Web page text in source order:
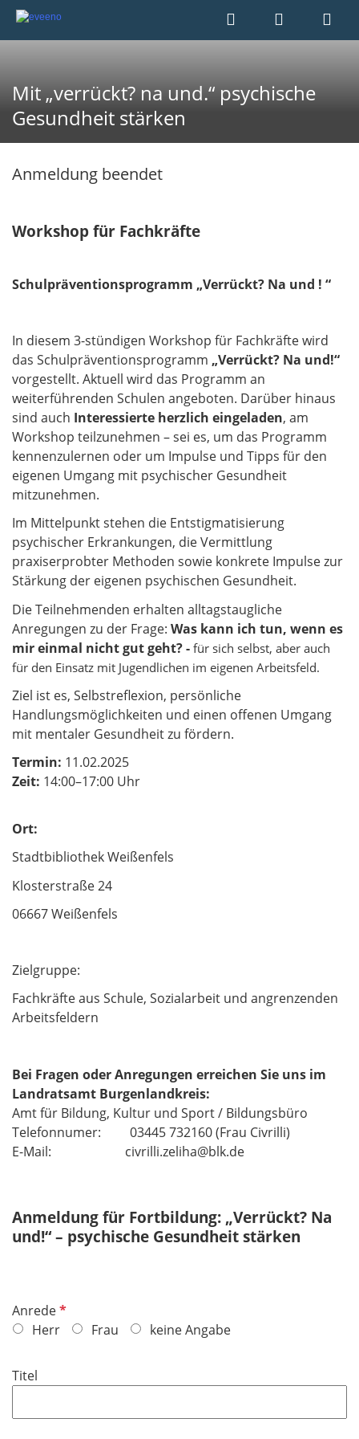
Mit „verrückt? na und.“ psychische
Gesundheit stärken
Anmeldung beendet
Workshop für Fachkräfte
Schulpräventionsprogramm „Verrückt? Na und ! “
In diesem 3-stündigen Workshop für Fachkräfte wird
das Schulpräventionsprogramm „Verrückt? Na und!“
vorgestellt. Aktuell wird das Programm an
weiterführenden Schulen angeboten. Darüber hinaus
sind auch Interessierte herzlich eingeladen, am
Workshop teilzunehmen – sei es, um das Programm
kennenzulernen oder um Impulse und Tipps für den
eigenen Umgang mit psychischer Gesundheit
mitzunehmen.
Im Mittelpunkt stehen die Entstigmatisierung
psychischer Erkrankungen, die Vermittlung
praxiserprobter Methoden sowie konkrete Impulse zur
Stärkung der eigenen psychischen Gesundheit.
Die Teilnehmenden erhalten alltagstaugliche
Anregungen zu der Frage: Was kann ich tun, wenn es
mir einmal nicht gut geht? - für sich selbst, aber auch
für den Einsatz mit Jugendlichen im eigenen Arbeitsfeld.
Ziel ist es, Selbstreflexion, persönliche
Handlungsmöglichkeiten und einen offenen Umgang
mit mentaler Gesundheit zu fördern.
Termin: 11.02.2025
Zeit: 14:00–17:00 Uhr
Ort:
Stadtbibliothek Weißenfels
Klosterstraße 24
06667 Weißenfels
Zielgruppe:
Fachkräfte aus Schule, Sozialarbeit und angrenzenden
Arbeitsfeldern
Bei Fragen oder Anregungen erreichen Sie uns im
Landratsamt Burgenlandkreis:
Amt für Bildung, Kultur und Sport / Bildungsbüro
Telefonnumer: 03445 732160 (Frau Civrilli)
E-Mail: civrilli.zeliha@blk.de
Anmeldung für Fortbildung: „Verrückt? Na
und!“ – psychische Gesundheit stärken
AnredeP
f
c
Herr Frau keine Angabe
Titel